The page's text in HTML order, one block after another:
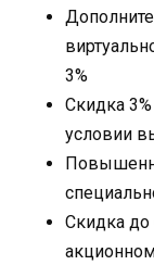
3%
Скидка
условии
Скидка до